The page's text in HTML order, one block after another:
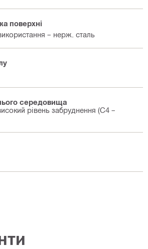
поверхні
– нерж. сталь
середовища
рівень забруднення (C4 –